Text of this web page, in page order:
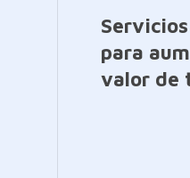
para
valor de